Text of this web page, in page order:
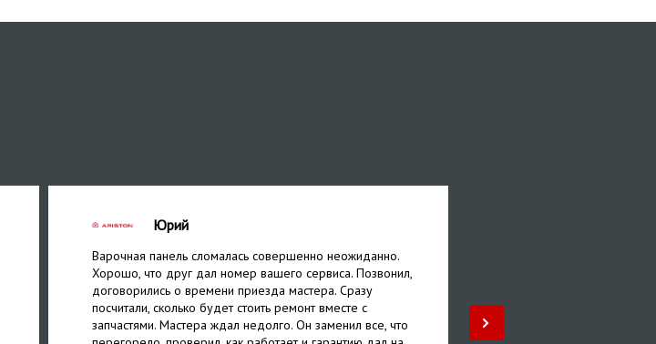
Юрий
Варочная панель сломалась совершенно неожиданно.
Хорошо, что друг дал номер вашего сервиса. Позвонил,
договорились о времени приезда мастера. Сразу
посчитали, сколько будет стоить ремонт вместе с
запчастями. Мастера ждал недолго. Он заменил все, что
20 и взял за это совсем